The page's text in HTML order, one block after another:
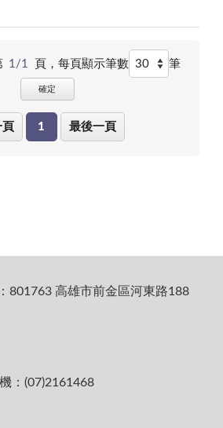
1/1 頁， 每頁顯示筆數 筆
確定
頁 1 最後一頁
801763 高雄市前金區河東路188
：(07)2161468